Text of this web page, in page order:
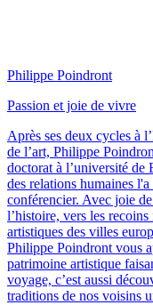
Philippe Poindront
Passion et joie de vivre
Après ses deux cycles à
de l’art, Philippe
doctorat à l’université de
des relations humaines
conférencier. Avec joie
l’histoire, vers les
artistiques des villes
Philippe Poindront vous
patrimoine artistique
voyage, c’est aussi
traditions de nos voisins